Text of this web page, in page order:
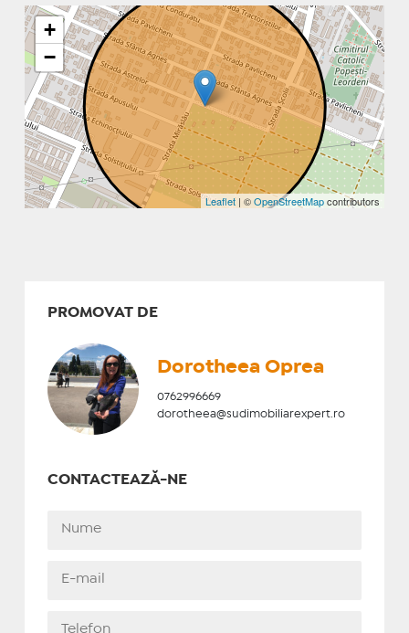
+
−
Leaflet | ©OpenStreetMapcontributors
PROMOVAT DE
Dorotheea Oprea
0762996669
dorotheea@sudimobiliarexpert.ro
CONTACTEAZĂ-NE